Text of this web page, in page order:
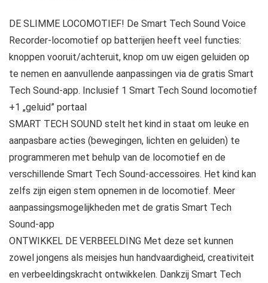
DE SLIMME LOCOMOTIEF! De Smart Tech Sound Voice
Recorder-locomotief op batterijen heeft veel functies:
knoppen vooruit/achteruit, knop om uw eigen geluiden op
te nemen en aanvullende aanpassingen via de gratis Smart
Tech Sound-app. Inclusief 1 Smart Tech Sound locomotief
+1 „geluid” portaal
SMART TECH SOUND stelt het kind in staat om leuke en
aanpasbare acties (bewegingen, lichten en geluiden) te
programmeren met behulp van de locomotief en de
verschillende Smart Tech Sound-accessoires. Het kind kan
zelfs zijn eigen stem opnemen in de locomotief. Meer
aanpassingsmogelijkheden met de gratis Smart Tech
Sound-app
ONTWIKKEL DE VERBEELDING Met deze set kunnen
zowel jongens als meisjes hun handvaardigheid, creativiteit
en verbeeldingskracht ontwikkelen. Dankzij Smart Tech